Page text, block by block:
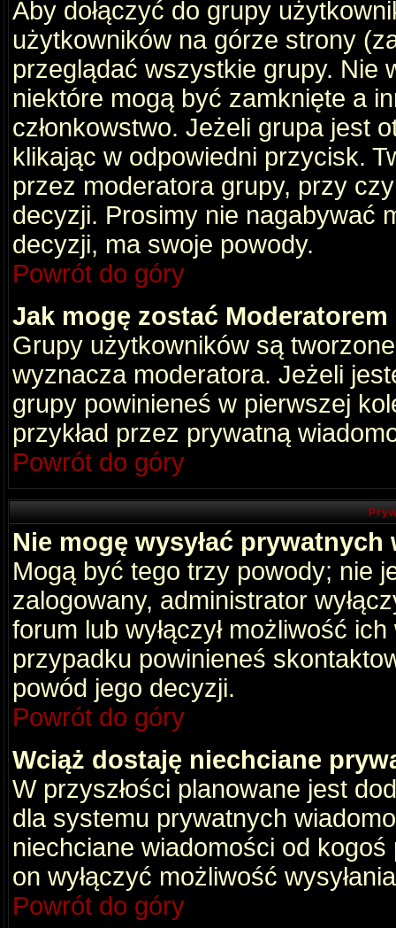
Aby dołączyć do grupy
użytkowników na górze strony
przeglądać wszystkie grupy. Nie
niektóre mogą być zamknięte a
członkowstwo. Jeżeli grupa jest
klikając w odpowiedni przycisk.
przez moderatora grupy, przy
decyzji. Prosimy nie nagabywać
decyzji, ma swoje powody.
Powrót do góry
Jak mogę zostać
Grupy użytkowników są
wyznacza moderatora. Jeżeli
grupy powinieneś w pierwszej
przykład przez prywatną
Powrót do góry
Nie mogę wysyłać
Mogą być tego trzy powody; nie
zalogowany, administrator
forum lub wyłączył możliwość
przypadku powinieneś
powód jego decyzji.
Powrót do góry
Wciąż dostaję niechciane
W przyszłości planowane jest
dla systemu prywatnych
niechciane wiadomości od
on wyłączyć możliwość
Powrót do góry